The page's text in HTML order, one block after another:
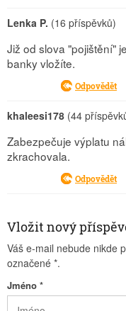
Lenka P. (16 příspěvků)
Již od slova "pojištění"
banky vložíte.
Odpovědět
khaleesi178 (44
Zabezpečuje výplatu
zkrachovala.
Odpovědět
Vložit nový
Váš e-mail nebude nikde
označené *.
Jméno *